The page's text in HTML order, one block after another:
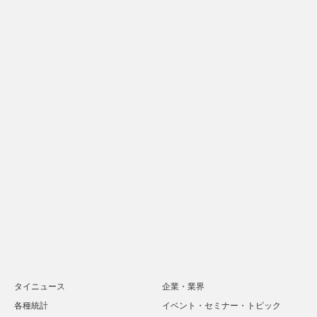
タイニュース
企業・業界
各種統計
イベント・セミナー・トピック